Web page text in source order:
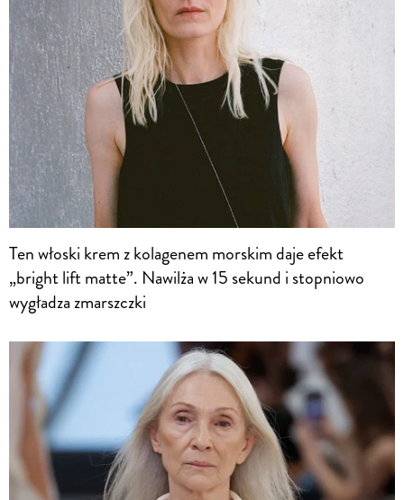
Ten włoski krem z kolagenem morskim daje efekt
„bright lift matte”. Nawilża w 15 sekund i stopniowo
wygładza zmarszczki